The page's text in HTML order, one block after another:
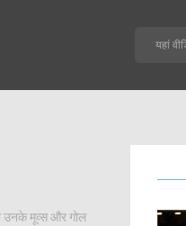
उनके मूव्स और गोल